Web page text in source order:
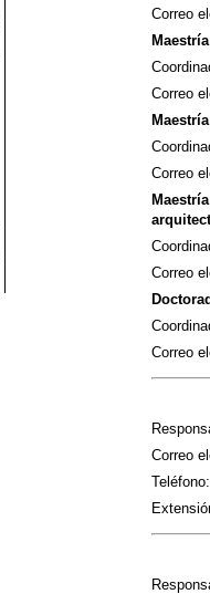
Correo
Correo
Correo
Correo
Correo
Correo
Teléfono: